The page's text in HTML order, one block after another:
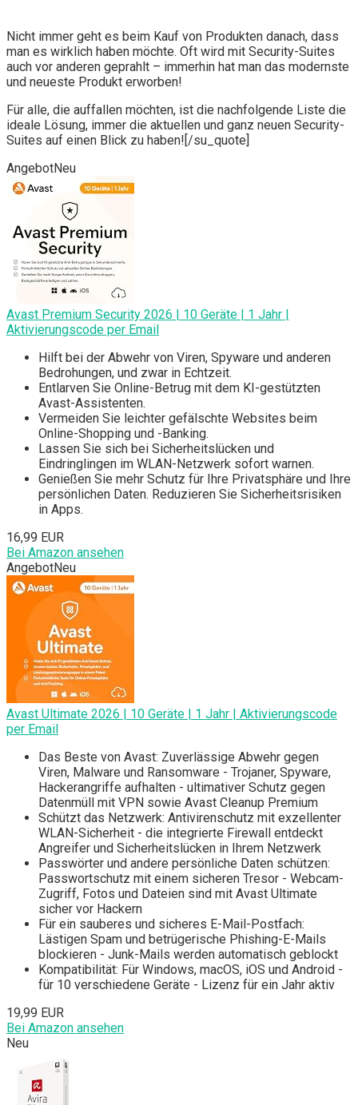
Nicht immer geht es beim Kauf von Produkten danach, dass
man es wirklich haben möchte. Oft wird mit Security-Suites
auch vor anderen geprahlt – immerhin hat man das modernste
und neueste Produkt erworben!
Für alle, die auffallen möchten, ist die nachfolgende Liste die
ideale Lösung, immer die aktuellen und ganz neuen Security-
Suites auf einen Blick zu haben![/su_quote]
AngebotNeu
Avast Premium Security 2026 | 10 Geräte | 1 Jahr |
Aktivierungscode per Email
Hilft bei der Abwehr von Viren, Spyware und anderen
Bedrohungen, und zwar in Echtzeit.
Entlarven Sie Online-Betrug mit dem KI-gestützten
Avast-Assistenten.
Vermeiden Sie leichter gefälschte Websites beim
Online-Shopping und -Banking.
Lassen Sie sich bei Sicherheitslücken und
Eindringlingen im WLAN-Netzwerk sofort warnen.
Genießen Sie mehr Schutz für Ihre Privatsphäre und Ihre
persönlichen Daten. Reduzieren Sie Sicherheitsrisiken
in Apps.
16,99 EUR
Bei Amazon ansehen
AngebotNeu
Avast Ultimate 2026 | 10 Geräte | 1 Jahr | Aktivierungscode
per Email
Das Beste von Avast: Zuverlässige Abwehr gegen
Viren, Malware und Ransomware - Trojaner, Spyware,
Hackerangriffe aufhalten - ultimativer Schutz gegen
Datenmüll mit VPN sowie Avast Cleanup Premium
Schützt das Netzwerk: Antivirenschutz mit exzellenter
WLAN-Sicherheit - die integrierte Firewall entdeckt
Angreifer und Sicherheitslücken in Ihrem Netzwerk
Passwörter und andere persönliche Daten schützen:
Passwortschutz mit einem sicheren Tresor - Webcam-
Zugriff, Fotos und Dateien sind mit Avast Ultimate
sicher vor Hackern
Für ein sauberes und sicheres E-Mail-Postfach:
Lästigen Spam und betrügerische Phishing-E-Mails
blockieren - Junk-Mails werden automatisch geblockt
Kompatibilität: Für Windows, macOS, iOS und Android -
für 10 verschiedene Geräte - Lizenz für ein Jahr aktiv
19,99 EUR
Bei Amazon ansehen
Neu